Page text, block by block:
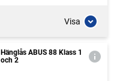
Visa
Hänglås ABUS 88 Klass 1
och 2